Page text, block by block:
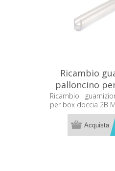
Ricambio
palloncino
2B
Ricambio
per box doccia 2B